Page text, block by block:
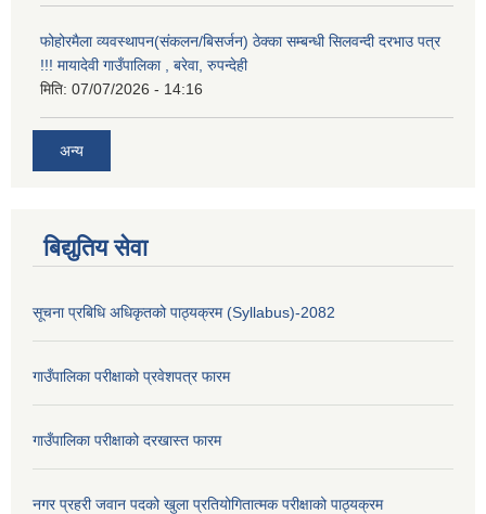
फोहोरमैला व्यवस्थापन(संकलन/बिसर्जन) ठेक्का सम्बन्धी सिलवन्दी दरभाउ पत्र
!!! मायादेवी गाउँपालिका , बरेवा, रुपन्देही
मिति: 07/07/2026 - 14:16
अन्य
बिद्युतिय सेवा
सूचना प्रबिधि अधिकृतको पाठ्यक्रम (Syllabus)-2082
गाउँपालिका परीक्षाको प्रवेशपत्र फारम
गाउँपालिका परीक्षाको दरखास्त फारम
नगर प्रहरी जवान पदको खुला प्रतियोगितात्मक परीक्षाको पाठ्यक्रम